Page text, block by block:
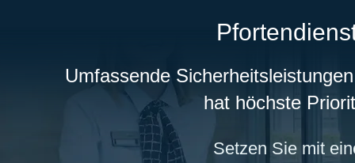
Umfassende
hat höchste
Setzen Sie mit